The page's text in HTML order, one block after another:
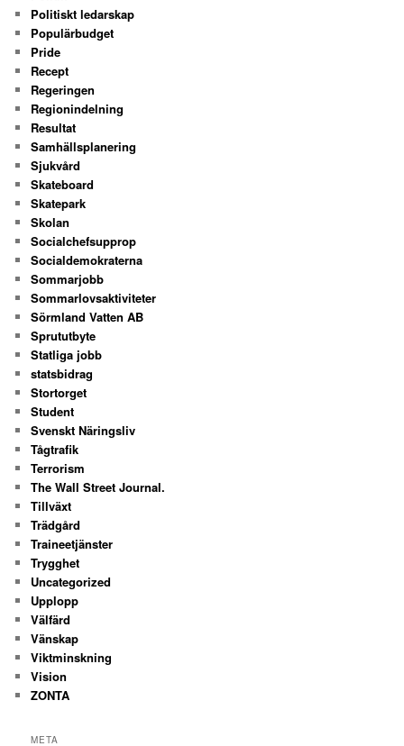
Politiskt ledarskap
Populärbudget
Pride
Recept
Regeringen
Regionindelning
Resultat
Samhällsplanering
Sjukvård
Skateboard
Skatepark
Skolan
Socialchefsupprop
Socialdemokraterna
Sommarjobb
Sommarlovsaktiviteter
Sörmland Vatten AB
Sprututbyte
Statliga jobb
statsbidrag
Stortorget
Student
Svenskt Näringsliv
Tågtrafik
Terrorism
The Wall Street Journal.
Tillväxt
Trädgård
Traineetjänster
Trygghet
Uncategorized
Upplopp
Välfärd
Vänskap
Viktminskning
Vision
ZONTA
META